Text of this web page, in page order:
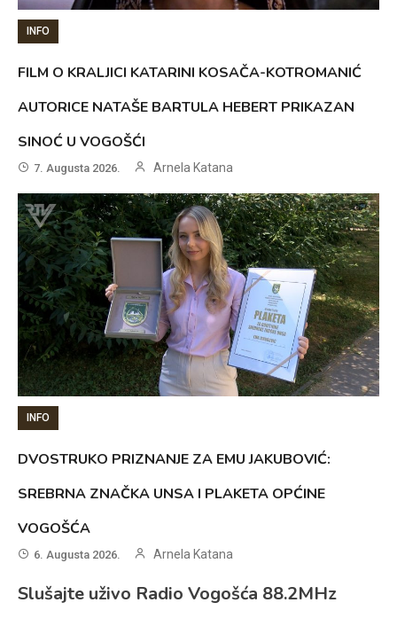
INFO
FILM O KRALJICI KATARINI KOSAČA-KOTROMANIĆ
AUTORICE NATAŠE BARTULA HEBERT PRIKAZAN
SINOĆ U VOGOŠĆI
7. Augusta 2026. Arnela Katana
INFO
DVOSTRUKO PRIZNANJE ZA EMU JAKUBOVIĆ:
SREBRNA ZNAČKA UNSA I PLAKETA OPĆINE
VOGOŠĆA
6. Augusta 2026. Arnela Katana
Slušajte uživo Radio Vogošća 88.2MHz